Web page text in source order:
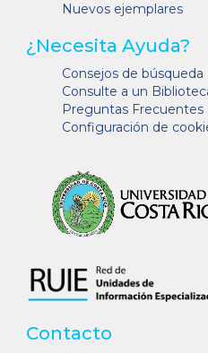
Nuevos ejemplares
¿Necesita Ayuda?
Consejos de búsqueda
Consulte a un
Preguntas Frecuentes
Configuración de
Contacto